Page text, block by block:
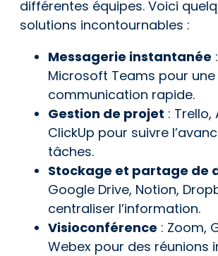
différentes équipes. Voici
solutions incontournables :
Messagerie instantanée
Microsoft Teams pour une
communication rapide.
Gestion de projet : Trello,
ClickUp pour suivre
tâches.
Stockage et partage de
Google Drive, Notion,
centraliser l’information.
Visioconférence : Zoom,
Webex pour des réunions